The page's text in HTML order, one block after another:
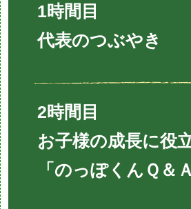
1時間目
代表のつぶやき
2時間目
お子様の成長に役
「のっぽくんＱ＆Ａ